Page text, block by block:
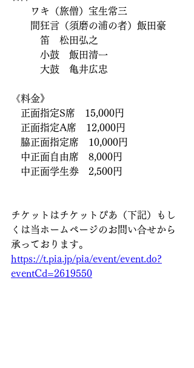
ワキ（旅僧）宝生常三
間狂言（須磨の浦の者）飯田豪
笛　松田弘之
小鼓　飯田清一
大鼓　亀井広忠
《料金》
正面指定S席　15,000円
正面指定A席　12,000円
脇正面指定席　10,000円
中正面自由席　8,000円
中正面学生券　2,500円
チケットはチケットぴあ（下記）もし
くは当ホームページのお問い合せから
承っております。
https://t.pia.jp/pia/event/event.do?
eventCd=2619550